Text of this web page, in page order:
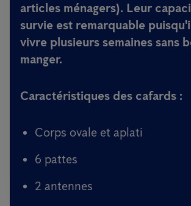
articles ménagers). Leur
survie est remarquable
vivre plusieurs semaines sans
manger.
Caractéristiques des cafards :
Corps ovale et aplati
6 pattes
2 antennes